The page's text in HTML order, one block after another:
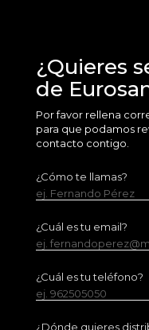
¿Quieres
de
Por favor rellena
para que podamos
contacto contigo.
¿Cómo te llamas?
ej. Fernando Pérez
¿Cuál es tu email?
ej.
¿Cuál es tu teléfono?
ej. 962505050
¿Dónde quieres